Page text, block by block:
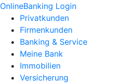
OnlineBanking Login
Privatkunden
Firmenkunden
Banking & Service
Meine Bank
Immobilien
Versicherung